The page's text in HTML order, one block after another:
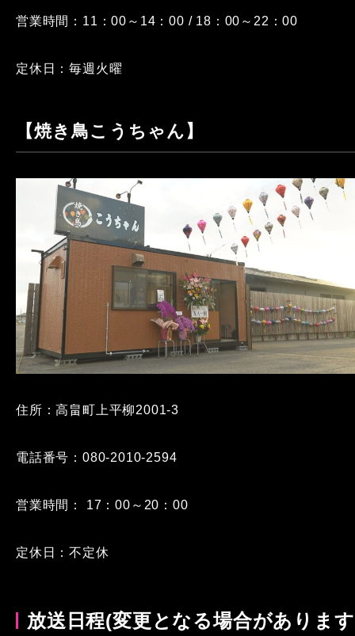
営業時間：11：00～14：00 / 18：00～22：00
定休日：毎週火曜
【焼き鳥こうちゃん】
住所：高畠町上平柳2001-3
電話番号：080-2010-2594
営業時間： 17：00～20：00
定休日：不定休
放送日程(変更となる場合がありま